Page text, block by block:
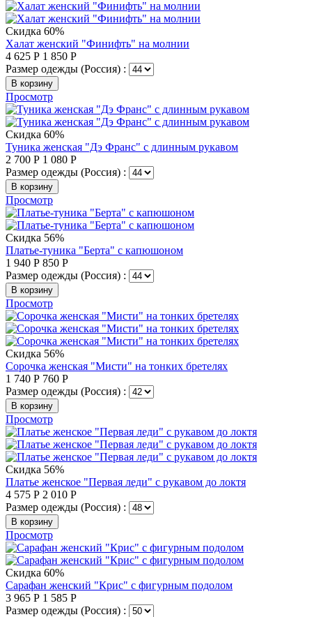
Скидка 60%
Халат женский "Финифть" на молнии
4 625 Р 1 850 Р
Размер одежды (Россия) :
В корзину
Просмотр
Скидка 60%
Туника женская "Дэ Франс" с длинным рукавом
2 700 Р 1 080 Р
Размер одежды (Россия) :
В корзину
Просмотр
Скидка 56%
Платье-туника "Берта" с капюшоном
1 940 Р 850 Р
Размер одежды (Россия) :
В корзину
Просмотр
Скидка 56%
Сорочка женская "Мисти" на тонких бретелях
1 740 Р 760 Р
Размер одежды (Россия) :
В корзину
Просмотр
Скидка 56%
Платье женское "Первая леди" с рукавом до локтя
4 575 Р 2 010 Р
Размер одежды (Россия) :
В корзину
Просмотр
Скидка 60%
Сарафан женский "Крис" с фигурным подолом
3 965 Р 1 585 Р
Размер одежды (Россия) :